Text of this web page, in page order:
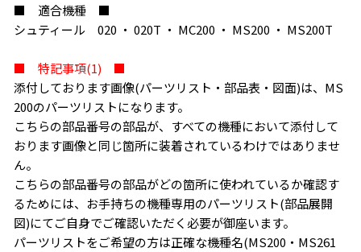
■ 適合機種 ■
シュティール 020 ・ 020T ・ MC200 ・ MS200 ・ MS200T
■ 特記事項(1) ■
添付しております画像(パーツリスト・部品表・図面)は、MS
200のパーツリストになります。
こちらの部品番号の部品が、すべての機種において添付して
おります画像と同じ箇所に装着されているわけではありませ
ん。
こちらの部品番号の部品がどの箇所に使われているか確認す
るためには、お手持ちの機種専用のパーツリスト(部品展開
図)にてご自身でご確認いただく必要が御座います。
パーツリストをご希望の方は正確な機種名(MS200・MS261